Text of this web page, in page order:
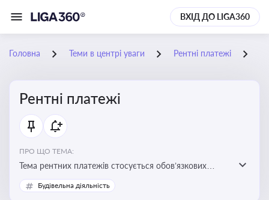
ВХІД ДО LIGA360
Головна Теми в центрі уваги Рентні платежі
Рентні платежі
ПРО ЩО ТЕМА:
Тема рентних платежів стосується обов’язкових
податкових зборів, які сплачуються за користування
природними ресурсами — надрами, водою, лісами
Будівельна діяльність